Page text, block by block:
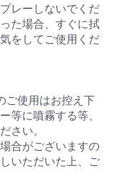
レーしないでくだ
た場合、すぐに拭
をしてご使用くだ
ご使用はお控え下
等に噴霧する等、
さい。
合がございますの
いただいた上、ご